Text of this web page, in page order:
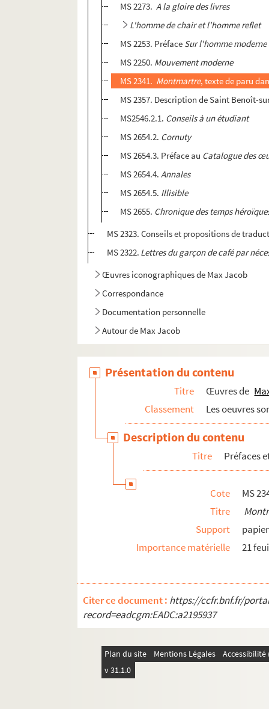
MS 2273.A la gloire des livres
L'homme de chair et l'homme reflet
MS 2253. Préface Sur l'homme moderne
MS 2250. Mouvement moderne
MS 2341. Montmartre, texte de paru
MS 2357. Description de Saint Benoît-
MS2546.2.1. Conseils à un étudiant
MS 2654.2. Cornuty
MS 2654.3. Préface au Catalogue des
MS 2654.4.Annales
MS 2654.5. Illisible
MS 2655. Chronique des temps
MS 2323. Conseils et propositions de
MS 2322. Lettres du garçon de café par
Œuvres iconographiques de Max Jacob
Correspondance
Documentation personnelle
Autour de Max Jacob
Présentation du contenu
Titre Œuvres de
Classement
Les oeuvres
Description du contenu
Titre Préfaces
Cote
MS
Titre
Support
papier
Importance matérielle
21
Citer ce document : https://ccfr.bnf.fr/
record=eadcgm:EADC:a2195937
Plan du site Mentions Légales
v 31.1.0